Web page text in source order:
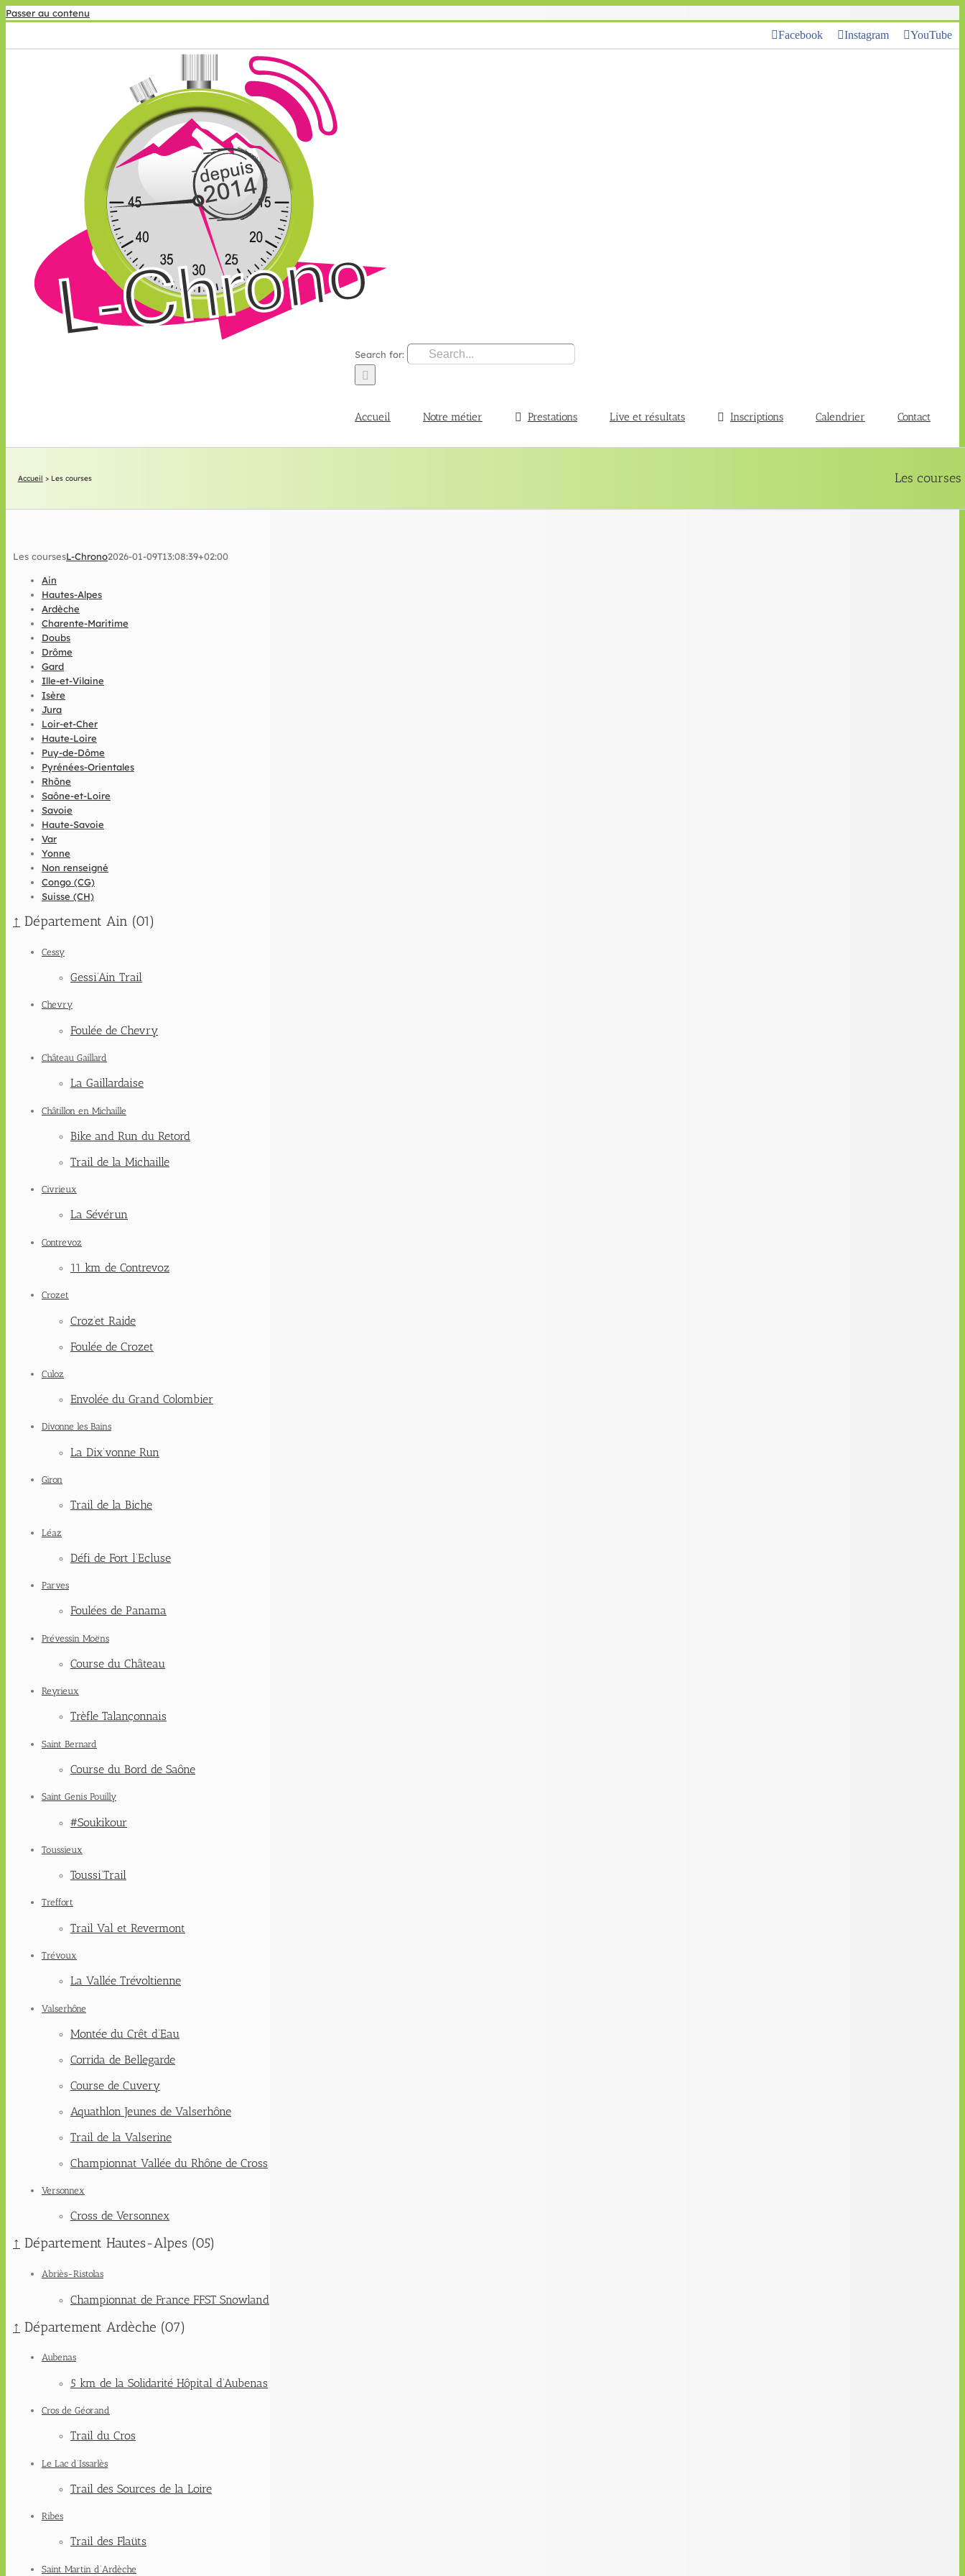
Passer au contenu
Facebook Instagram YouTube
Search for:
Accueil Notre métier Prestations Live et résultats Inscriptions Calendrier Contact
Les courses
Accueil > Les courses
Les coursesL-Chrono2026-01-09T13:08:39+02:00
Ain
Hautes-Alpes
Ardèche
Charente-Maritime
Doubs
Drôme
Gard
Ille-et-Vilaine
Isère
Jura
Loir-et-Cher
Haute-Loire
Puy-de-Dôme
Pyrénées-Orientales
Rhône
Saône-et-Loire
Savoie
Haute-Savoie
Var
Yonne
Non renseigné
Congo (CG)
Suisse (CH)
↑ Département Ain (01)
Cessy
Gessi’Ain Trail
Chevry
Foulée de Chevry
Château Gaillard
La Gaillardaise
Châtillon en Michaille
Bike and Run du Retord
Trail de la Michaille
Civrieux
La Sévérun
Contrevoz
11 km de Contrevoz
Crozet
Croz’et Raide
Foulée de Crozet
Culoz
Envolée du Grand Colombier
Divonne les Bains
La Dix’vonne Run
Giron
Trail de la Biche
Léaz
Défi de Fort l’Ecluse
Parves
Foulées de Panama
Prévessin Moëns
Course du Château
Reyrieux
Trèfle Talançonnais
Saint Bernard
Course du Bord de Saône
Saint Genis Pouilly
#Soukikour
Toussieux
Toussi’Trail
Treffort
Trail Val et Revermont
Trévoux
La Vallée Trévoltienne
Valserhône
Montée du Crêt d’Eau
Corrida de Bellegarde
Course de Cuvery
Aquathlon Jeunes de Valserhône
Trail de la Valserine
Championnat Vallée du Rhône de Cross
Versonnex
Cross de Versonnex
↑ Département Hautes-Alpes (05)
Abriès-Ristolas
Championnat de France FFST Snowland
↑ Département Ardèche (07)
Aubenas
5 km de la Solidarité Hôpital d’Aubenas
Cros de Géorand
Trail du Cros
Le Lac d’Issarlès
Trail des Sources de la Loire
Ribes
Trail des Flaüts
Saint Martin d’Ardèche